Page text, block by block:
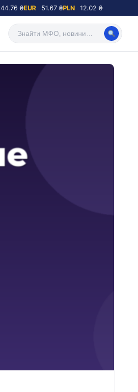
44.76 ₴EUR 51.67 ₴PLN 12.02 ₴